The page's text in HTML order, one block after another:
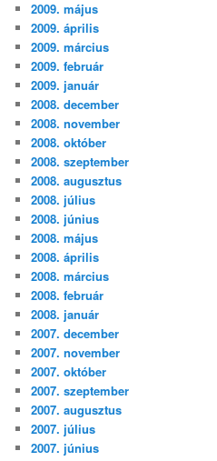
2009. május
2009. április
2009. március
2009. február
2009. január
2008. december
2008. november
2008. október
2008. szeptember
2008. augusztus
2008. július
2008. június
2008. május
2008. április
2008. március
2008. február
2008. január
2007. december
2007. november
2007. október
2007. szeptember
2007. augusztus
2007. július
2007. június